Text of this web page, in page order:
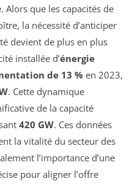
que les capacités de
la nécessité d’anticiper
devient de plus en plus
installée d’énergie
de 13 % en 2023,
. Cette dynamique
de la capacité
420 GW. Ces données
la vitalité du secteur des
l’importance d’une
pour aligner l’offre